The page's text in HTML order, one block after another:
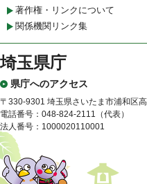
著作権・リンクについて
関係機関リンク集
埼玉県庁
県庁へのアクセス
〒330-9301 埼玉県さいたま市浦和区
電話番号：048-824-2111（代表）
法人番号：1000020110001